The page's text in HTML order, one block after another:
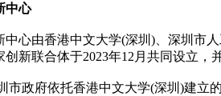
中心
由香港中文大学(深圳)、深圳市人
新联合体于2023年12月共同设立，
政府依托香港中文大学(深圳)建立